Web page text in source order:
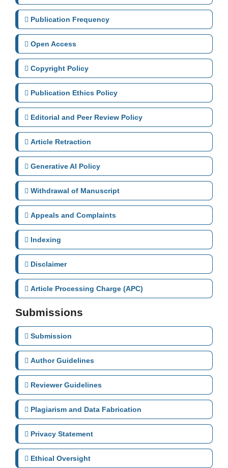
Publication Frequency
Open Access
Copyright Policy
Publication Ethics Policy
Editorial and Peer Review Policy
Article Retraction
Generative AI Policy
Withdrawal of Manuscript
Appeals and Complaints
Indexing
Disclaimer
Article Processing Charge (APC)
Submissions
Submission
Author Guidelines
Reviewer Guidelines
Plagiarism and Data Fabrication
Privacy Statement
Ethical Oversight